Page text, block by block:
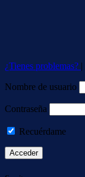
¿Tienes problemas? |
Nombre de usuario
Contraseña
Recuérdame